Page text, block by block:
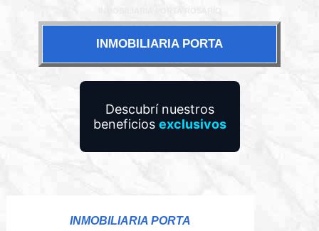
INMOBILIARIA PORTA
Descubrí nuestros
beneficios exclusivos
INMOBILIARIA PORTA